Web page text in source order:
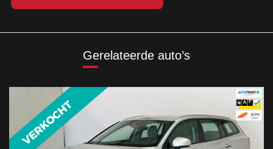
Gerelateerde auto’s